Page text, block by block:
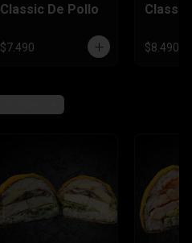
Classic De Pollo
$7.490
Classic
$8.490